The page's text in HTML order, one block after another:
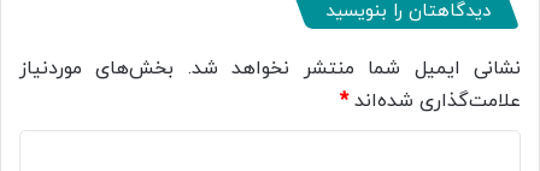
دیدگاهتان را بنویسید
نشانی ایمیل شما منتشر نخواهد شد. بخش‌های موردنیاز
علامت‌گذاری شده‌اند*